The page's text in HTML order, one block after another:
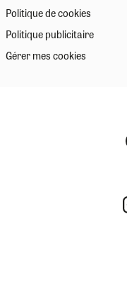
Politique de cookies
Politique publicitaire
Gérer mes cookies